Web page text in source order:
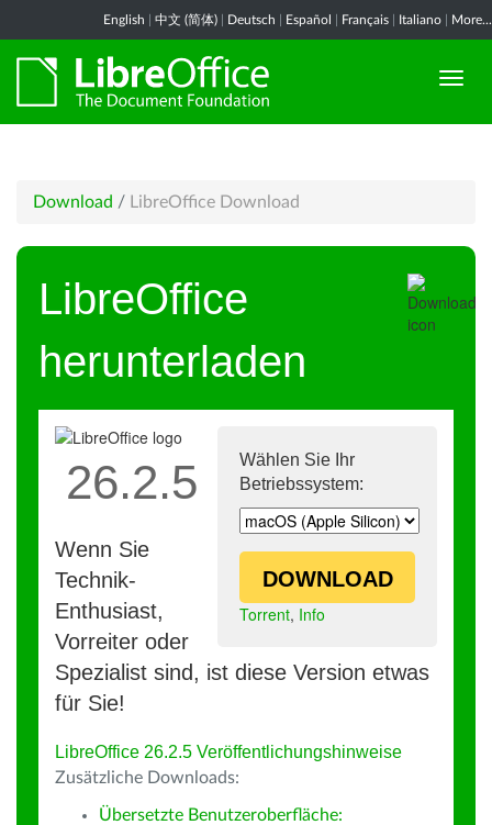
English 中文 (简体) Deutsch Español Français Italiano More...
Download / LibreOffice Download
LibreOffice
herunterladen
Wählen Sie Ihr
Betriebssystem:
DOWNLOAD
Torrent, Info
26.2.5
Wenn Sie
Technik-
Enthusiast,
Vorreiter oder
Spezialist sind, ist diese Version etwas
für Sie!
LibreOffice 26.2.5 Veröffentlichungshinweise
Zusätzliche Downloads:
Übersetzte Benutzeroberfläche: